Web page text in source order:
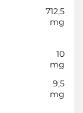
712,5
mg
10
mg
9,5
mg